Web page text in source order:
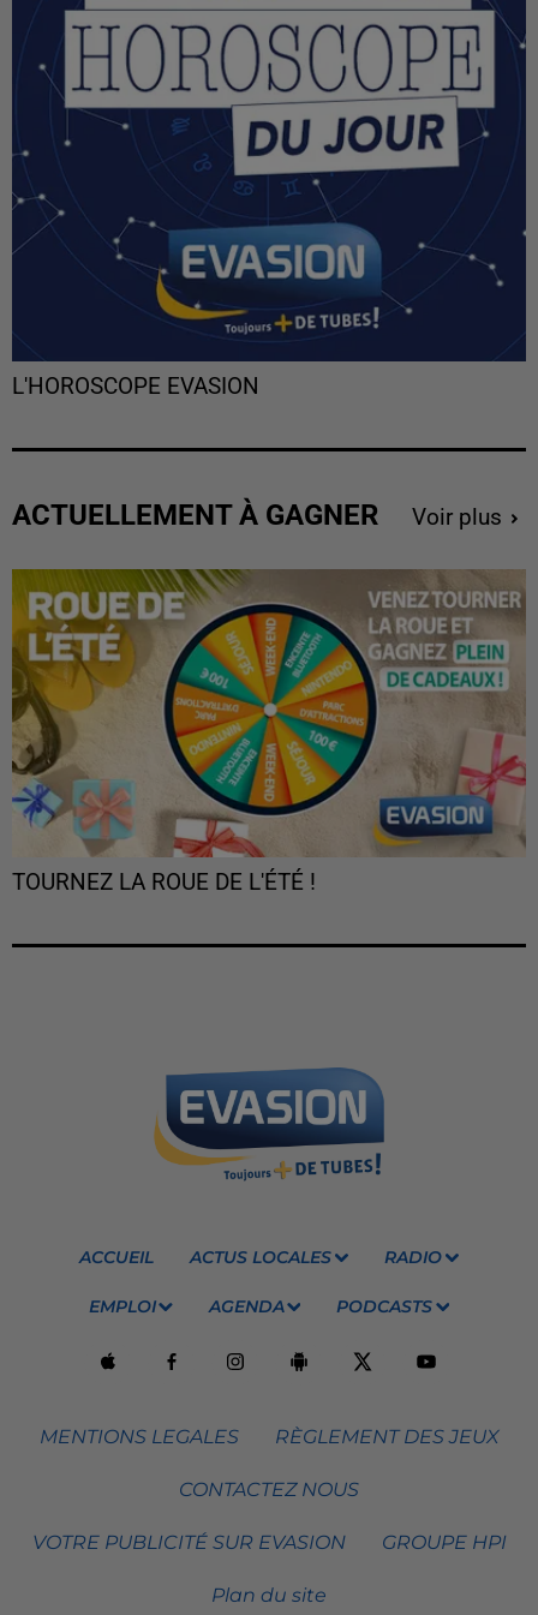
L'HOROSCOPE EVASION
ACTUELLEMENT À GAGNER Voir plus
TOURNEZ LA ROUE DE L'ÉTÉ !
ACCUEIL ACTUS LOCALES RADIO
EMPLOI AGENDA PODCASTS
MENTIONS LEGALES RÈGLEMENT DES JEUX
CONTACTEZ NOUS
VOTRE PUBLICITÉ SUR EVASION GROUPE HPI
Plan du site